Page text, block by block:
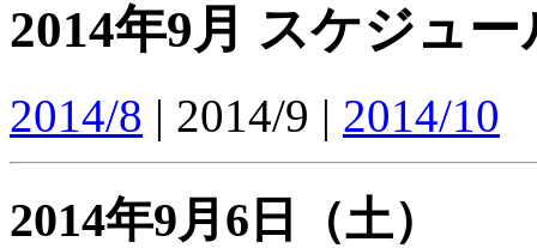
2014年9月 スケジュー
2014/8 | 2014/9 | 2014/10
2014年9月6日（土）